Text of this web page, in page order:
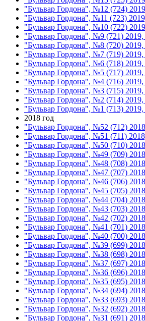
"Бульвар Гордона", №12 (724)
"Бульвар Гордона", №11 (723)
"Бульвар Гордона", №10 (722)
"Бульвар Гордона", №9 (721) 2019,
"Бульвар Гордона", №8 (720) 2019,
"Бульвар Гордона", №7 (719) 2019,
"Бульвар Гордона", №6 (718) 2019,
"Бульвар Гордона", №5 (717) 2019,
"Бульвар Гордона", №4 (716) 2019,
"Бульвар Гордона", №3 (715) 2019,
"Бульвар Гордона", №2 (714) 2019,
"Бульвар Гордона", №1 (713) 2019,
2018 год
"Бульвар Гордона", №52 (712)
"Бульвар Гордона", №51 (711)
"Бульвар Гордона", №50 (710)
"Бульвар Гордона", №49 (709)
"Бульвар Гордона", №48 (708)
"Бульвар Гордона", №47 (707)
"Бульвар Гордона", №46 (706)
"Бульвар Гордона", №45 (705)
"Бульвар Гордона", №44 (704)
"Бульвар Гордона", №43 (703)
"Бульвар Гордона", №42 (702)
"Бульвар Гордона", №41 (701)
"Бульвар Гордона", №40 (700)
"Бульвар Гордона", №39 (699)
"Бульвар Гордона", №38 (698)
"Бульвар Гордона", №37 (697)
"Бульвар Гордона", №36 (696)
"Бульвар Гордона", №35 (695)
"Бульвар Гордона", №34 (694)
"Бульвар Гордона", №33 (693)
"Бульвар Гордона", №32 (692)
"Бульвар Гордона", №31 (691)